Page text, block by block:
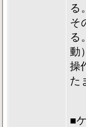
る
そ
る
動
操
た
■